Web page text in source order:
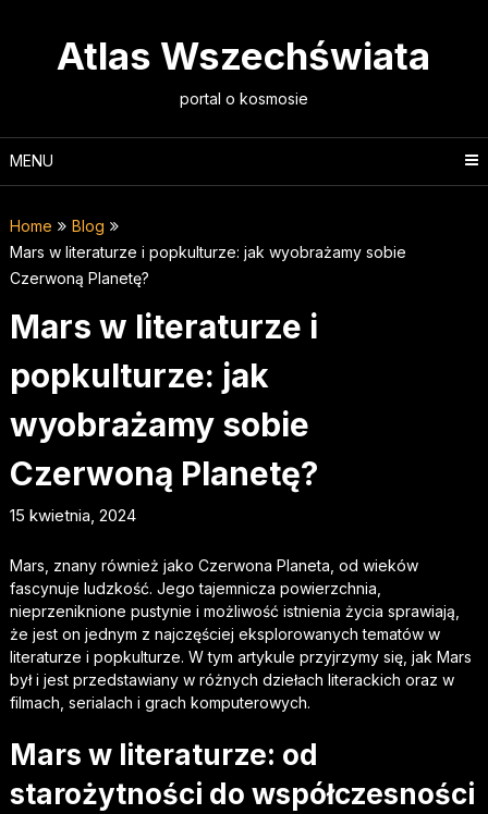
Atlas Wszechświata
portal o kosmosie
MENU
Home
Blog
Mars w literaturze i popkulturze: jak wyobrażamy sobie
Czerwoną Planetę?
Mars w literaturze i
popkulturze: jak
wyobrażamy sobie
Czerwoną Planetę?
15 kwietnia, 2024
Mars, znany również jako Czerwona Planeta, od wieków
fascynuje ludzkość. Jego tajemnicza powierzchnia,
nieprzeniknione pustynie i możliwość istnienia życia sprawiają,
że jest on jednym z najczęściej eksplorowanych tematów w
literaturze i popkulturze. W tym artykule przyjrzymy się, jak Mars
był i jest przedstawiany w różnych dziełach literackich oraz w
filmach, serialach i grach komputerowych.
Mars w literaturze: od
starożytności do współczesności